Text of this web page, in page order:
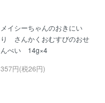
メイシーちゃんのおきにい
り さんかくおむすびのおせ
んべい 14g×4
357円(税26円)